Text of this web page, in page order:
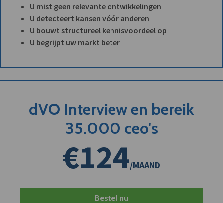
U mist geen relevante ontwikkelingen
U detecteert kansen vóór anderen
U bouwt structureel kennisvoordeel op
U begrijpt uw markt beter
dVO Interview en bereik
35.000 ceo's
€124/MAAND
Bestel nu